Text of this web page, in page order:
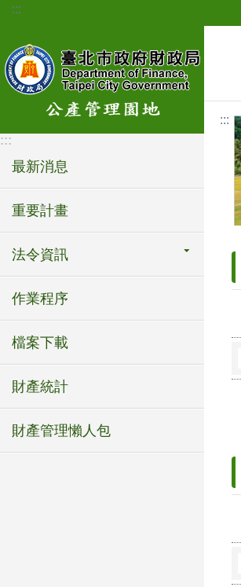
跳到主要內容區塊
:::
:::
最新消息
重要計畫
法令資訊
作業程序
檔案下載
財產統計
財產管理懶人包
:::